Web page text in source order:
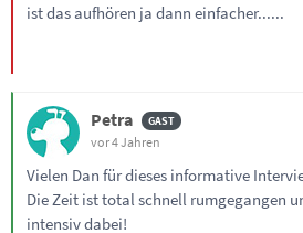
ist das aufhören ja dann einfacher......
Petra
vor 4 Jahren
Vielen Dan für dieses informative
Die Zeit ist total schnell rumgegangen
intensiv dabei!